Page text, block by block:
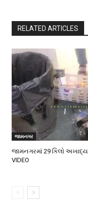
RELATED ARTICLES
જામનગર
જામનગરમાં 29 કિલો
VIDEO